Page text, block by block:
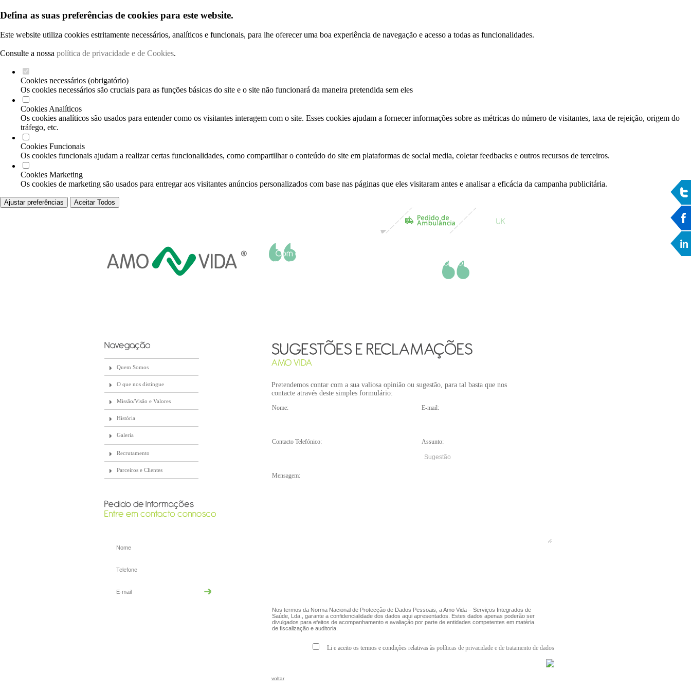
Defina as suas preferências de cookies para este website.
Este website utiliza cookies estritamente necessários, analíticos e funcionais, para lhe oferecer uma boa experiência de navegação e acesso a todas as funcionalidades.
Consulte a nossa política de privacidade e de Cookies.
Cookies necessários (obrigatório)
Os cookies necessários são cruciais para as funções básicas do site e o site não funcionará da maneira pretendida sem eles
Cookies Analíticos
Os cookies analíticos são usados para entender como os visitantes interagem com o site. Esses cookies ajudam a fornecer informações sobre as métricas do número de visitantes, taxa de rejeição, origem do
tráfego, etc.
Cookies Funcionais
Os cookies funcionais ajudam a realizar certas funcionalidades, como compartilhar o conteúdo do site em plataformas de social media, coletar feedbacks e outros recursos de terceiros.
Cookies Marketing
Os cookies de marketing são usados para entregar aos visitantes anúncios personalizados com base nas páginas que eles visitaram antes e analisar a eficácia da campanha publicitária.
Ajustar preferências Aceitar Todos
Quem Somos
O que nos distingue
Missão/Visão e Valores
História
Galeria
Recrutamento
Parceiros e Clientes
Pretendemos contar com a sua valiosa opinião ou sugestão, para tal basta que nos
contacte através deste simples formulário:
Nome: E-mail:
Contacto Telefónico: Assunto:
Mensagem:
Nos termos da Norma Nacional de Protecção de Dados Pessoais, a Amo Vida – Serviços Integrados de
Saúde, Lda., garante a confidencialidade dos dados aqui apresentados. Estes dados apenas poderão ser
divulgados para efeitos de acompanhamento e avaliação por parte de entidades competentes em matéria
de fiscalização e auditoria.
Li e aceito os termos e condições relativas às políticas de privacidade e de tratamento de dados
voltar